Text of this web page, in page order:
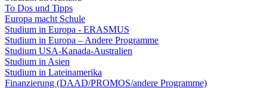
To Dos und Tipps
Europa macht Schule
Studium in Europa - ERASMUS
Studium in Europa – Andere Programme
Studium USA-Kanada-Australien
Studium in Asien
Studium in Lateinamerika
Finanzierung (DAAD/PROMOS/andere Programme)